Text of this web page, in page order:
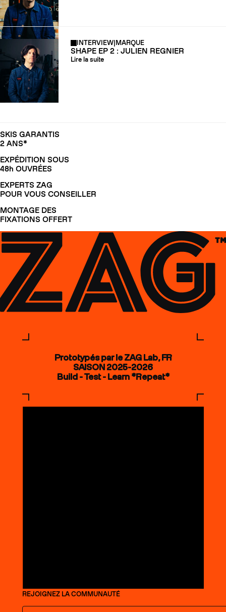
INTERVIEW MARQUE
SHAPE EP 2 : JULIEN REGNIER
Lire la suite
SKIS GARANTIS
2 ANS*
EXPÉDITION SOUS
48h OUVRÉES
EXPERTS ZAG
POUR VOUS CONSEILLER
MONTAGE DES
FIXATIONS OFFERT
Prototypés par le ZAG Lab, FR
SAISON 2025-2026
Build - Test - Learn *Repeat*
REJOIGNEZ LA COMMUNAUTÉ